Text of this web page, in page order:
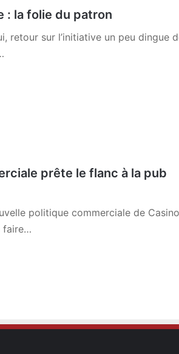
: la folie du patron
retour sur l’initiative un peu dingue
prête le flanc à la pub
politique commerciale de
faire…